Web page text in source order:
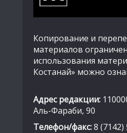
Копирование и
материалов
использования
Костанай» можно
Адрес редакции:
Аль-Фараби, 90
Телефон/факс:8 (7142)